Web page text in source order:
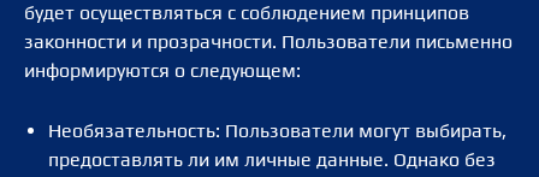
будет осуществляться с соблюдением принципов
законности и прозрачности. Пользователи письменно
информируются о следующем:
Необязательность: Пользователи могут выбирать,
предоставлять ли им личные данные. Однако без